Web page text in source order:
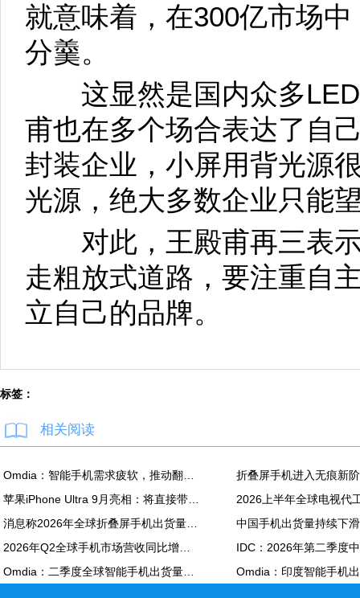
就意味着，在300亿市场
分羹。
这显然是国内众多LED
甫也在多个场合表达了自
封装企业，小屏用背光源
光源，绝大多数企业只能
对此，王殿甫再三表示
走粗放式道路，要注重自
立自己的品牌。
标签：
相关阅读